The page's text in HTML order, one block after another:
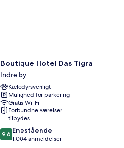
Boutique
Hotel
Das
Tigra
Indre
by
Boutique Hotel Das Tigra
Indre by
Kæledyrsvenligt
Mulighed for parkering
Gratis Wi-Fi
Forbundne værelser
tilbydes
9.6
ud
9,6 Enestående
1.004 anmeldelser